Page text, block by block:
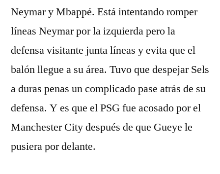
Neymar y Mbappé. Está intentando romper
líneas Neymar por la izquierda pero la
defensa visitante junta líneas y evita que el
balón llegue a su área. Tuvo que despejar Sels
a duras penas un complicado pase atrás de su
defensa. Y es que el PSG fue acosado por el
Manchester City después de que Gueye le
pusiera por delante.